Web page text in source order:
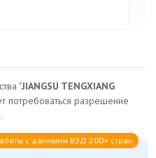
"JIANGSU TENGXIANG
потребоваться разрешение
с данными ВЭД 200+ стран